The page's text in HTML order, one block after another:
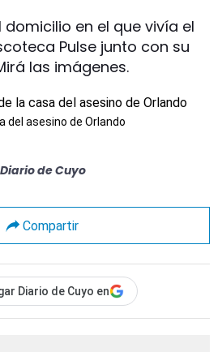
domicilio en el que vivía el
Pulse junto con su
las imágenes.
del asesino de Orlando
de Cuyo
Compartir
Diario de Cuyo en